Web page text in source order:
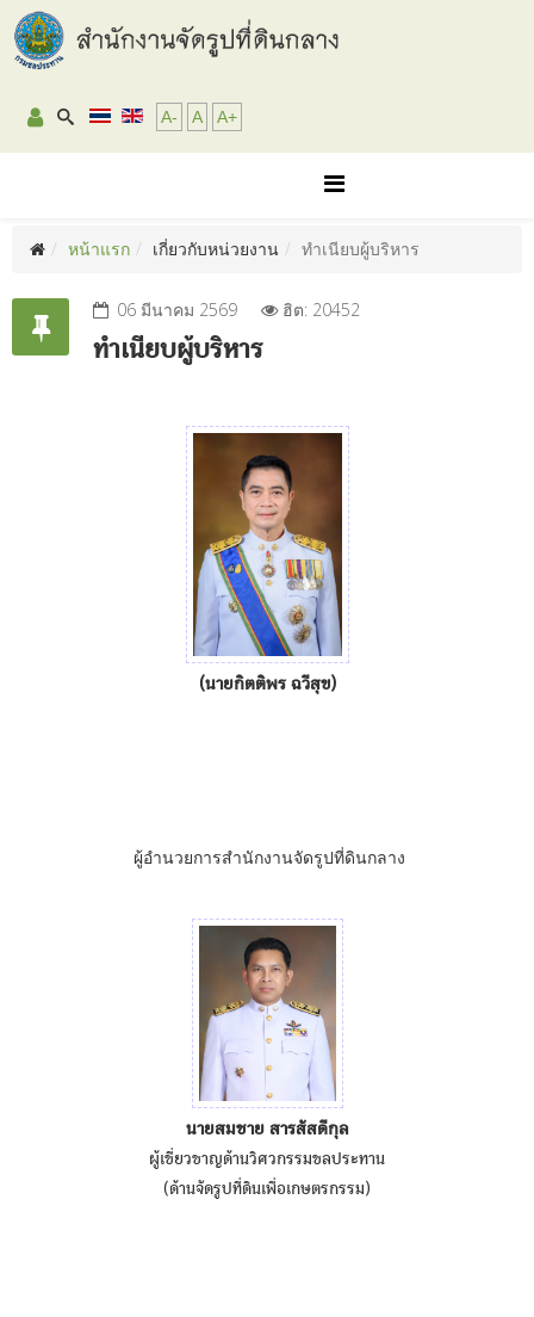
A- A A+
หน้าแรก เกี่ยวกับหน่วยงาน ทำเนียบผู้บริหาร
06 มีนาคม 2569 ฮิต: 20452
ทำเนียบผู้บริหาร
(นายกิตติพร ฉวีสุข)
ผู้อำนวยการสำนักงานจัดรูปที่ดินกลาง
นายสมชาย สารสัสดีกุล
ผู้เชี่ยวชาญด้านวิศวกรรมชลประทาน
(ด้านจัดรูปที่ดินเพื่อเกษตรกรรม)